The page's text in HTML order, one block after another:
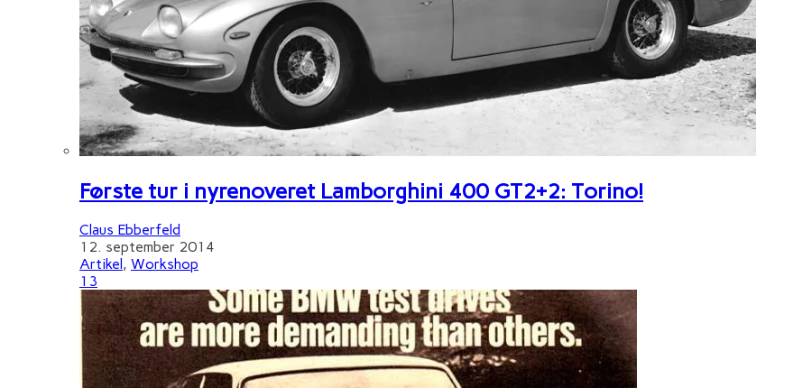
Første tur i nyrenoveret Lamborghini 400 GT2+2: Torino!
Claus Ebberfeld
12. september 2014
Artikel , Workshop
13